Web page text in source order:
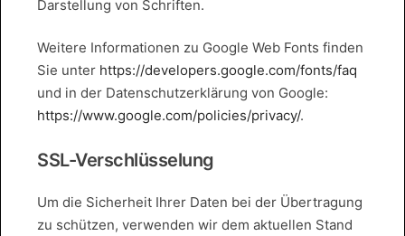
Darstellung von Schriften.
Weitere Informationen zu Google Web Fonts finden
Sie unter https://developers.google.com/fonts/faq
und in der Datenschutzerklärung von Google:
https://www.google.com/policies/privacy/.
SSL-Verschlüsselung
Um die Sicherheit Ihrer Daten bei der Übertragung
zu schützen, verwenden wir dem aktuellen Stand